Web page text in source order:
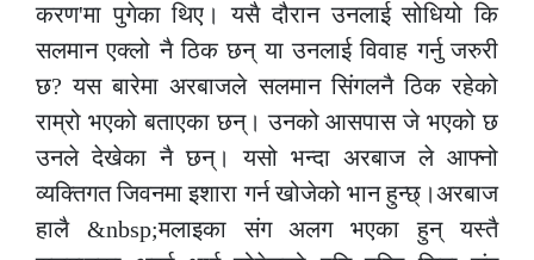
करण'मा पुगेका थिए। यसै दौरान उनलाई सोधियो कि
सलमान एक्लो नै ठिक छन् या उनलाई विवाह गर्नु जरुरी
छ? यस बारेमा अरबाजले सलमान सिंगलनै ठिक रहेको
राम्रो भएको बताएका छन्। उनको आसपास जे भएको छ
उनले देखेका नै छन्। यसो भन्दा अरबाज ले आफ्नो
व्यक्तिगत जिवनमा इशारा गर्न खोजेको भान हुन्छ्।अरबाज
हालै &nbsp;मलाइका संग अलग भएका हुन् यस्तै